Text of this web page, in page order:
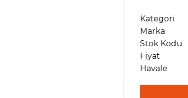
Kategori
Marka
Stok Kodu
Fiyat
Havale